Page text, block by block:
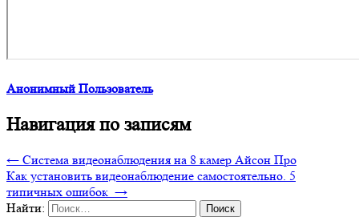
Анонимный Пользователь
Навигация по записям
← Система видеонаблюдения на 8 камер Айсон Про
Как установить видеонаблюдение самостоятельно. 5
типичных ошибок →
Найти: